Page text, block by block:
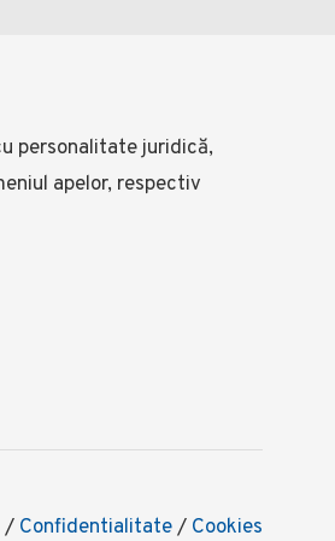
personalitate juridică,
apelor, respectiv
/ Confidentialitate/ Cookies